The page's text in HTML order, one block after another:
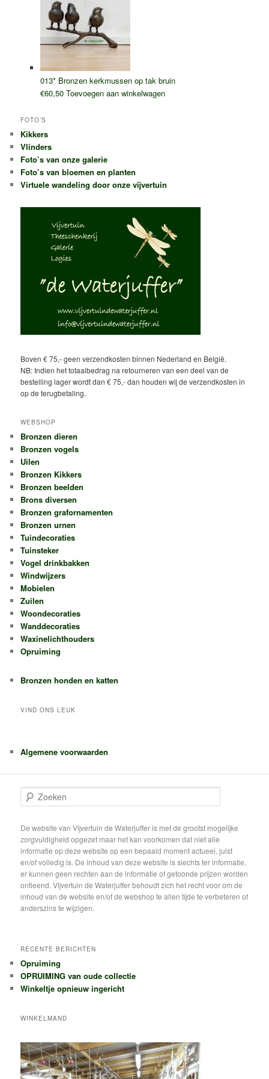
013* Bronzen kerkmussen op tak bruin
€60,50 Toevoegen aan winkelwagen
FOTO’S
Kikkers
Vlinders
Foto’s van onze galerie
Foto’s van bloemen en planten
Virtuele wandeling door onze vijvertuin
Boven € 75,- geen verzendkosten binnen Nederland en België.
NB: Indien het totaalbedrag na retourneren van een deel van de
bestelling lager wordt dan € 75,- dan houden wij de verzendkosten in
op de terugbetaling.
WEBSHOP
Bronzen dieren
Bronzen vogels
Uilen
Bronzen Kikkers
Bronzen beelden
Brons diversen
Bronzen grafornamenten
Bronzen urnen
Tuindecoraties
Tuinsteker
Vogel drinkbakken
Windwijzers
Mobielen
Zuilen
Woondecoraties
Wanddecoraties
Waxinelichthouders
Opruiming
Bronzen honden en katten
VIND ONS LEUK
Algemene voorwaarden
o
k
e
n
De website van Vijvertuin de Waterjuffer is met de grootst mogelijke
zorgvuldigheid opgezet maar het kan voorkomen dat niet alle
informatie op deze website op een bepaald moment actueel, juist
en/of volledig is. De inhoud van deze website is slechts ter informatie,
er kunnen geen rechten aan de informatie of getoonde prijzen worden
ontleend. Vijvertuin de Waterjuffer behoudt zich het recht voor om de
inhoud van de website en/of de webshop te allen tijde te verbeteren of
anderszins te wijzigen.
RECENTE BERICHTEN
Opruiming
OPRUIMING van oude collectie
Winkeltje opnieuw ingericht
WINKELMAND